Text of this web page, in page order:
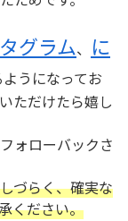
グラム、 に
うになってお
ただけたら嬉し
ォローバックさ
づらく、確実な
ください。